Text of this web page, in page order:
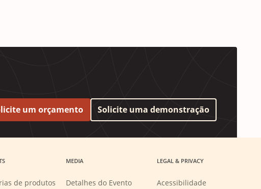
um orçamento Solicite uma demonstração
de produtos
MEDIA
Detalhes do Evento
LEGAL & PRIVACY
Acessibilidade